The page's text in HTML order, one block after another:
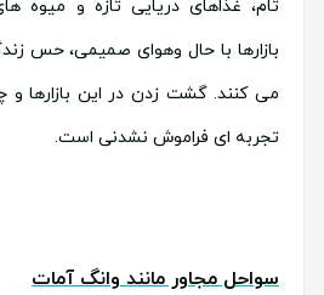
تام، غذاهای دریایی تازه و میوه
بازارها با حال وهوای صمیمی، حس
می کنند. گشت زدن در این بازارها
تجربه ای فراموش نشدنی است.
سواحل مجاور مانند وانگ آمات